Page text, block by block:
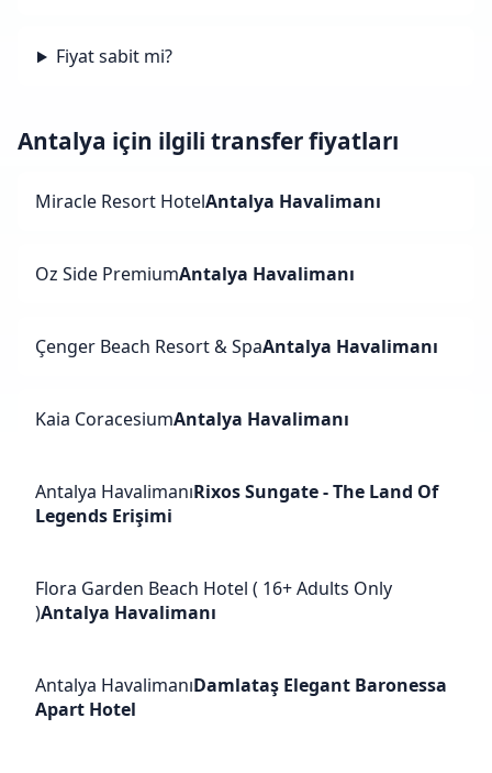
Fiyat sabit mi?
Antalya için ilgili transfer fiyatları
Miracle Resort HotelAntalya Havalimanı
Oz Side PremiumAntalya Havalimanı
Çenger Beach Resort & SpaAntalya Havalimanı
Kaia CoracesiumAntalya Havalimanı
Antalya HavalimanıRixos Sungate - The Land Of
Legends Erişimi
Flora Garden Beach Hotel ( 16+ Adults Only
)Antalya Havalimanı
Antalya HavalimanıDamlataş Elegant Baronessa
Apart Hotel